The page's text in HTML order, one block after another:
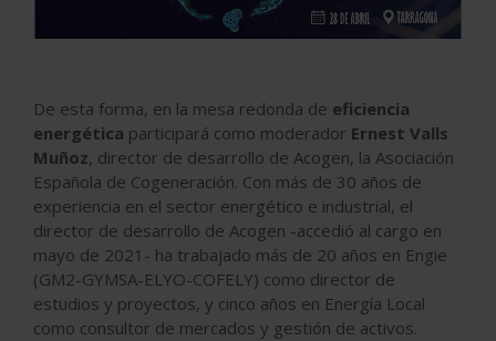
De esta forma, en la mesa redonda de eficiencia
energética participará como moderador Ernest Valls
Muñoz, director de desarrollo de Acogen, la Asociación
Española de Cogeneración. Con más de 30 años de
experiencia en el sector energético e industrial, el
director de desarrollo de Acogen -accedió al cargo en
mayo de 2021- ha trabajado más de 20 años en Engie
(GM2-GYMSA-ELYO-COFELY) como director de
estudios y proyectos, y cinco años en Energía Local
como consultor de mercados y gestión de activos.